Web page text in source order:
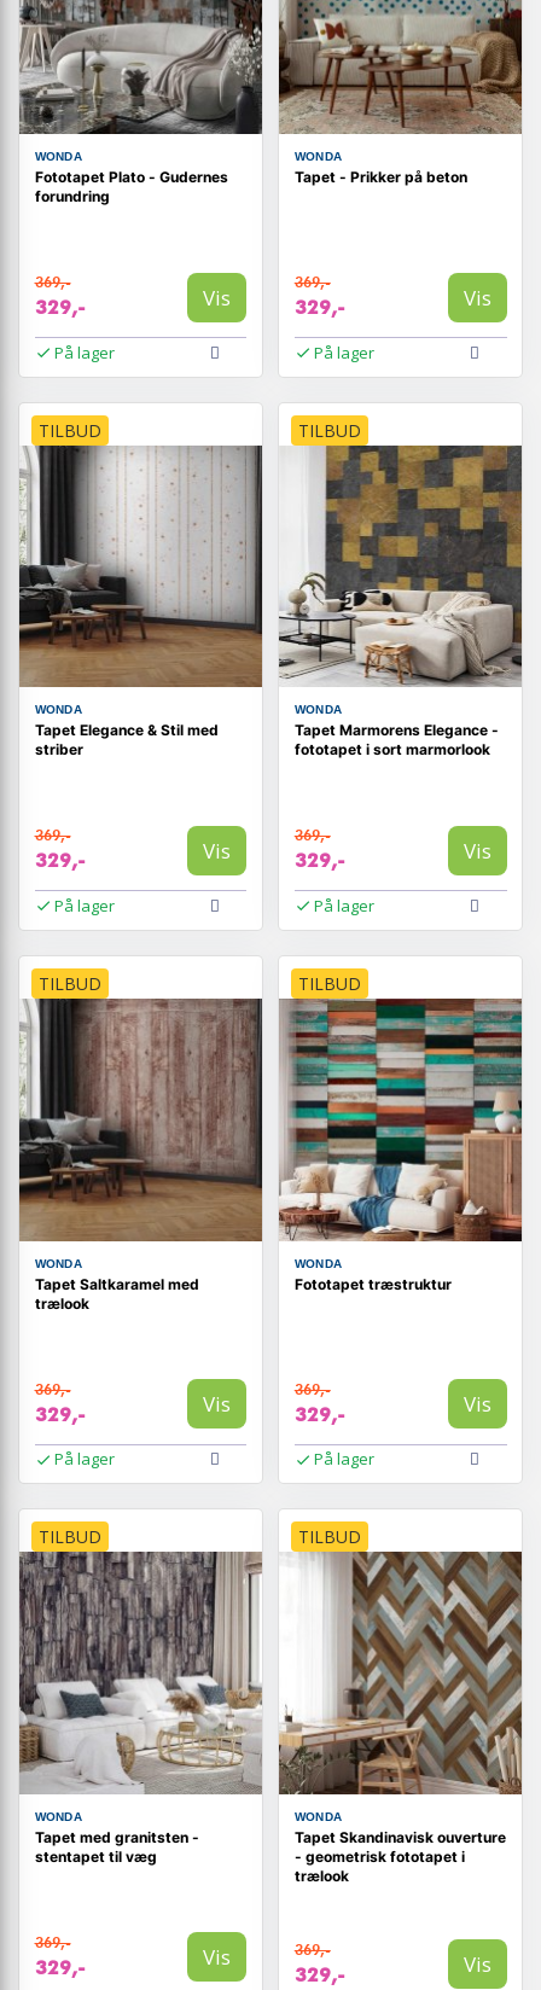
WONDA
Fototapet Plato - Gudernes
forundring
369,-
329,- Vis
På lager
WONDA
Tapet - Prikker på beton
369,-
329,- Vis
På lager
TILBUD
WONDA
Tapet Elegance & Stil med
striber
369,-
329,- Vis
På lager
TILBUD
WONDA
Tapet Marmorens Elegance -
fototapet i sort marmorlook
369,-
329,- Vis
På lager
TILBUD
WONDA
Tapet Saltkaramel med
trælook
369,-
329,- Vis
På lager
TILBUD
WONDA
Fototapet træstruktur
369,-
329,- Vis
På lager
TILBUD
WONDA
Tapet med granitsten -
stentapet til væg
369,-
329,- Vis
TILBUD
WONDA
Tapet Skandinavisk ouverture
- geometrisk fototapet i
trælook
369,-
329,- Vis